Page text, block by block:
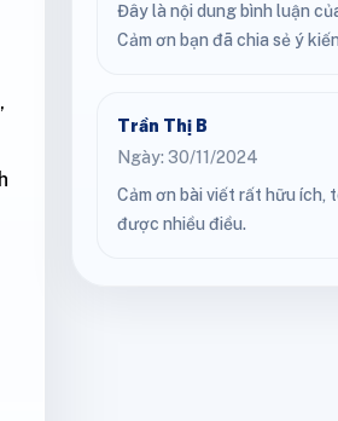
Đây là nội dung bình luận
Cảm ơn bạn đã chia sẻ ý
Trần Thị B
Ngày: 30/11/2024
Cảm ơn bài viết rất hữu ích,
được nhiều điều.